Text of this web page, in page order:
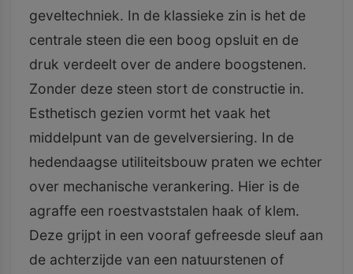
geveltechniek. In de klassieke zin is het de
centrale steen die een boog opsluit en de
druk verdeelt over de andere boogstenen.
Zonder deze steen stort de constructie in.
Esthetisch gezien vormt het vaak het
middelpunt van de gevelversiering. In de
hedendaagse utiliteitsbouw praten we echter
over mechanische verankering. Hier is de
agraffe een roestvaststalen haak of klem.
Deze grijpt in een vooraf gefreesde sleuf aan
de achterzijde van een natuurstenen of